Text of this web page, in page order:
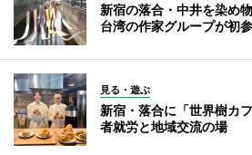
新宿の落合・中井を染め
台湾の作家グループが初
見る・遊ぶ
新宿・落合に「世界樹カ
者就労と地域交流の場